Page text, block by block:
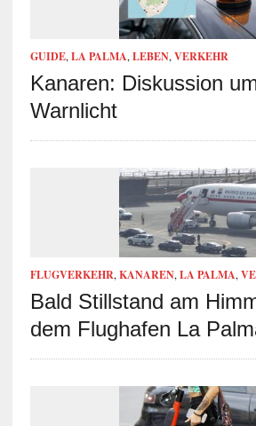
GUIDE, LA PALMA, LEBEN, VERKEHR
Kanaren: Diskussion
Warnlicht
FLUGVERKEHR, KANAREN, LA PALMA,
Bald Stillstand am
dem Flughafen La